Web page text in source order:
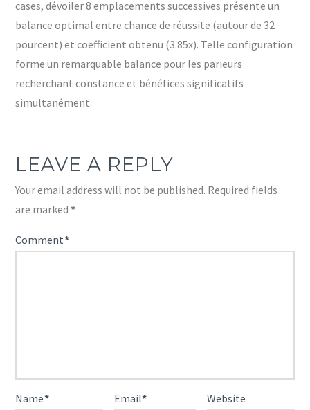
cases, dévoiler 8 emplacements successives présente un
balance optimal entre chance de réussite (autour de 32
pourcent) et coefficient obtenu (3.85x). Telle configuration
forme un remarquable balance pour les parieurs
recherchant constance et bénéfices significatifs
simultanément.
LEAVE A REPLY
Your email address will not be published. Required fields
are marked*
Comment*
Name* Email* Website